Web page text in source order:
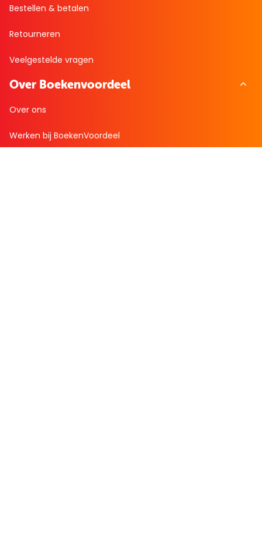
Bestellen & betalen
Retourneren
Veelgestelde vragen
Over Boekenvoordeel
Over ons
Werken bij BoekenVoordeel